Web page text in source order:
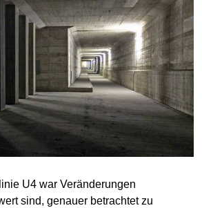
U4 war Veränderungen
sind, genauer betrachtet zu